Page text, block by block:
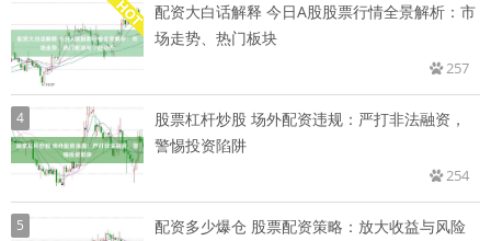
配资大白话解释 今日A股股票行情全景解析：市
场走势、热门板块
257
4
股票杠杆炒股 场外配资违规：严打非法融资，
警惕投资陷阱
254
5
配资多少爆仓 股票配资策略：放大收益与风险